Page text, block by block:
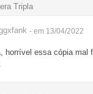
Tripla
- em 13/04/2022
horrível essa cópia mal